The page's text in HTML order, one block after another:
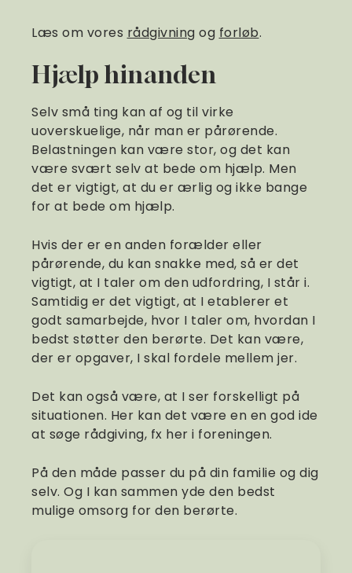
Læs om vores rådgivning og forløb.
Hjælp hinanden
Selv små ting kan af og til virke
uoverskuelige, når man er pårørende.
Belastningen kan være stor, og det kan
være svært selv at bede om hjælp. Men
det er vigtigt, at du er ærlig og ikke bange
for at bede om hjælp.
Hvis der er en anden forælder eller
pårørende, du kan snakke med, så er det
vigtigt, at I taler om den udfordring, I står i.
Samtidig er det vigtigt, at I etablerer et
godt samarbejde, hvor I taler om, hvordan I
bedst støtter den berørte. Det kan være,
der er opgaver, I skal fordele mellem jer.
Det kan også være, at I ser forskelligt på
situationen. Her kan det være en en god ide
at søge rådgiving, fx her i foreningen.
På den måde passer du på din familie og dig
selv. Og I kan sammen yde den bedst
mulige omsorg for den berørte.